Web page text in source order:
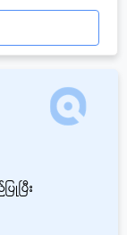
ပြီး